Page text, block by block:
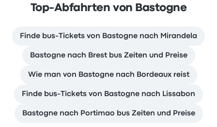
Top-Abfahrten von Bastogne
Finde bus-Tickets von Bastogne nach Mirandela
Bastogne nach Brest bus Zeiten und Preise
Wie man von Bastogne nach Bordeaux reist
Finde bus-Tickets von Bastogne nach Lissabon
Bastogne nach Portimao bus Zeiten und Preise